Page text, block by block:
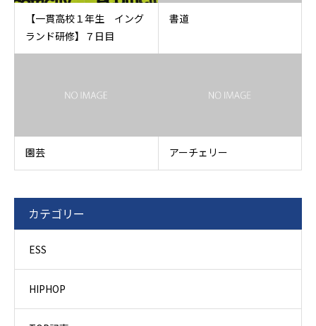
【一貫高校１年生 イング
ランド研修】７日目
書道
園芸 アーチェリー
カテゴリー
ESS
HIPHOP